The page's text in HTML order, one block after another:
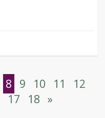
8 9 10 11
12
17 18 »